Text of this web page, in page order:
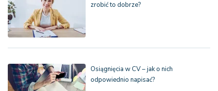
zrobić to dobrze?
Osiągnięcia w CV – jak o nich
odpowiednio napisać?